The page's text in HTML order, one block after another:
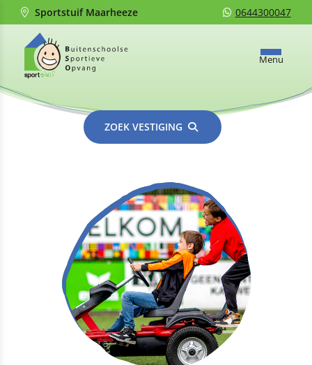
Sportstuif Maarheeze 0644300047
Menu
ZOEK VESTIGING